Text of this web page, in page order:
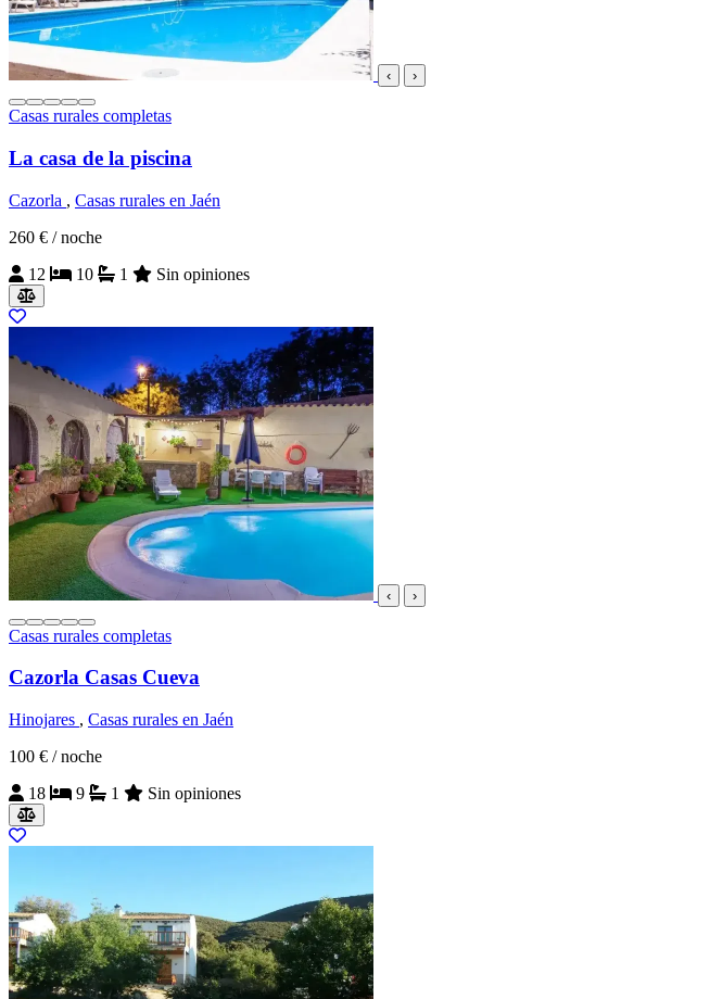
‹ ›
Casas rurales completas
La casa de la piscina
Cazorla , Casas rurales en Jaén
260 € / noche
12
10 1 Sin opiniones
‹ ›
Casas rurales completas
Cazorla Casas Cueva
Hinojares , Casas rurales en Jaén
100 € / noche
18
9 1 Sin opiniones